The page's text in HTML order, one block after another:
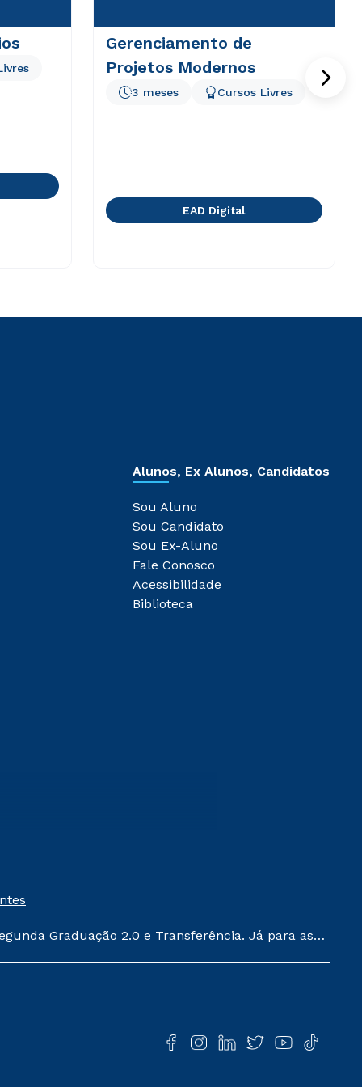
Gerenciamento de
Projetos Modernos
3 meses Cursos Livres
EAD Digital
Alunos, Ex Alunos, Candidatos
Sou Aluno
Sou Candidato
Sou Ex-Aluno
Fale Conosco
Acessibilidade
Biblioteca
Graduação 2.0 e Transferência. Já para as